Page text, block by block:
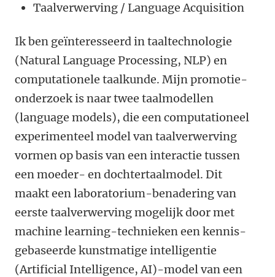
Taalverwerving / Language Acquisition
Ik ben geïnteresseerd in taaltechnologie
(Natural Language Processing, NLP) en
computationele taalkunde. Mijn promotie-
onderzoek is naar twee taalmodellen
(language models), die een computationeel
experimenteel model van taalverwerving
vormen op basis van een interactie tussen
een moeder- en dochtertaalmodel. Dit
maakt een laboratorium-benadering van
eerste taalverwerving mogelijk door met
machine learning-technieken een kennis-
gebaseerde kunstmatige intelligentie
(Artificial Intelligence, AI)-model van een